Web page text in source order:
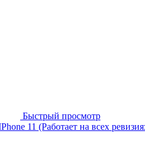
Быстрый просмотр
11 (Работает на всех